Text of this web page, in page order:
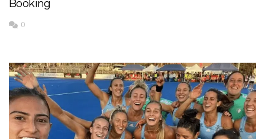
Booking
0